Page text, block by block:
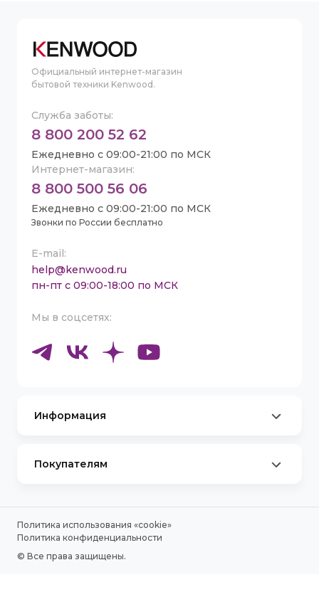
Официальный интернет-магазин
бытовой техники Kenwood.
E-mail:
help@kenwood.ru
пн-пт с 09:00-18:00 по МСК
Мы в соцсетях:
Служба заботы:
8 800 200 52 62
Ежедневно с 09:00-21:00 по МСК
Интернет-магазин:
8 800 500 56 06
Ежедневно с 09:00-21:00 по МСК
Звонки по России бесплатно
Информация
Каталог товаров
Контакты
Покупателям
Договор-оферта по Trade-In
Правила Акций
© Все права защищены.
Политика использования «сookie»
Политика конфиденциальности